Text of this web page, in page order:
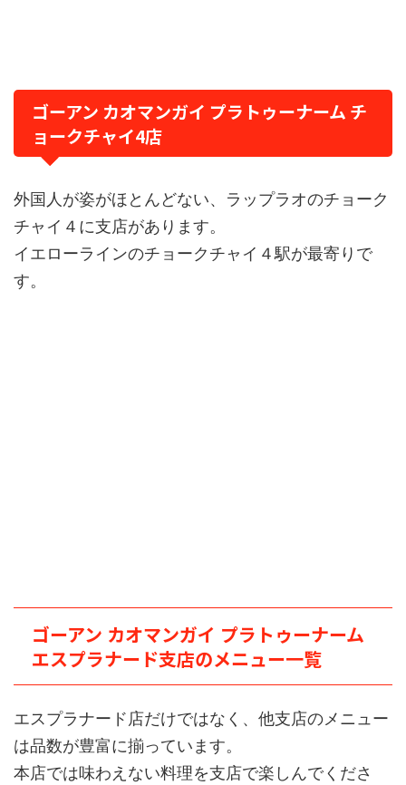
ゴーアン カオマンガイ プラトゥーナーム チ
ョークチャイ4店
外国人が姿がほとんどない、ラップラオのチョーク
チャイ４に支店があります。
イエローラインのチョークチャイ４駅が最寄りで
す。
ゴーアン カオマンガイ プラトゥーナーム
エスプラナード支店のメニュー一覧
エスプラナード店だけではなく、他支店のメニュー
は品数が豊富に揃っています。
本店では味わえない料理を支店で楽しんでくださ